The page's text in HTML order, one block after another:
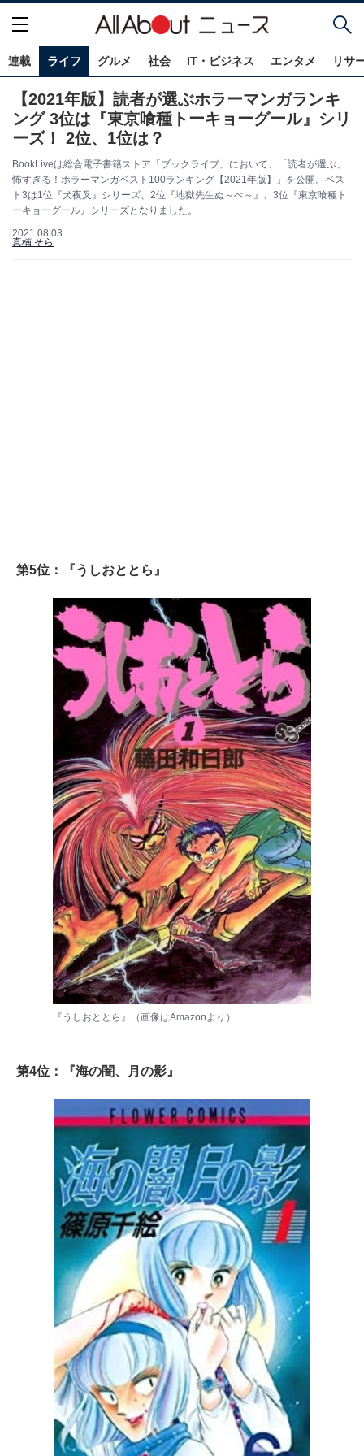
連載 ライフ グルメ 社会 IT・ビジネス エンタメ リサ
【2021年版】読者が選ぶホラーマンガランキ
ング 3位は『東京喰種トーキョーグール』シリ
ーズ！ 2位、1位は？
BookLiveは総合電子書籍ストア「ブックライブ」において、「読者が選ぶ、
怖すぎる！ホラーマンガベスト100ランキング【2021年版】」を公開。ベス
ト3は1位『犬夜叉』シリーズ、2位『地獄先生ぬ～べ～』、3位『東京喰種ト
ーキョーグール』シリーズとなりました。
2021.08.03
真楠 そら
第5位：『うしおととら』
『うしおととら』（画像はAmazon より）
第4位：『海の闇、月の影』